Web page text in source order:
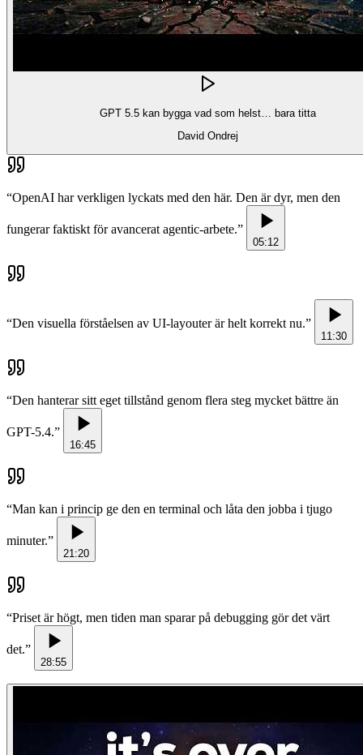
GPT 5.5 kan bygga vad som helst… bara titta
David Ondrej
“OpenAI har verkligen lyckats med den här. Den är dyr, men den
fungerar faktiskt för avancerat agentic-arbete.”
05:12
“Den visuella förståelsen av UI-layouter är helt korrekt nu.”
11:30
“Den hanterar sitt eget tillstånd genom flera steg mycket bättre än
GPT-5.4.”
16:45
“Man kan i princip ge den en terminal och låta den jobba i tjugo
minuter.”
21:20
“Priset är högt, men tiden man sparar på debugging gör det värt
det.”
28:55